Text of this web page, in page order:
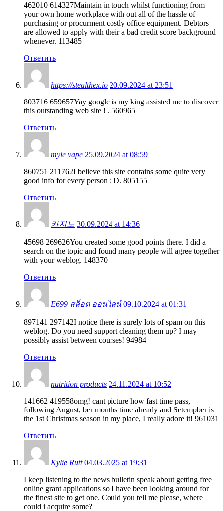
462010 614327Maintain in touch whilst functioning from
your own home workplace with out all of the hassle of
purchasing or procurment costly office equipment. Debtors
are allowed to apply with their a bad credit score background
whenever. 113485
Ответить
https://stealthex.io 20.09.2024 at 23:51
803716 659657Yay google is my king assisted me to discover
this outstanding web site ! . 560965
Ответить
myle vape 25.09.2024 at 08:59
860751 211762I believe this site contains some quite very
good info for every person : D. 805155
Ответить
카지노 30.09.2024 at 14:36
45698 269626You created some good points there. I did a
search on the topic and found many people will agree together
with your weblog. 148370
Ответить
E699 สล็อต ออนไลน์ 09.10.2024 at 01:31
897141 297142I notice there is surely lots of spam on this
weblog. Do you need support cleaning them up? I may
possibly assist between courses! 94984
Ответить
nutrition products 24.11.2024 at 10:52
141662 419558omg! cant picture how fast time pass,
following August, ber months time already and Setempber is
the 1st Christmas season in my place, I really adore it! 961031
Ответить
Kylie Rutt 04.03.2025 at 19:31
I keep listening to the news bulletin speak about getting free
online grant applications so I have been looking around for
the finest site to get one. Could you tell me please, where
could i acquire some?